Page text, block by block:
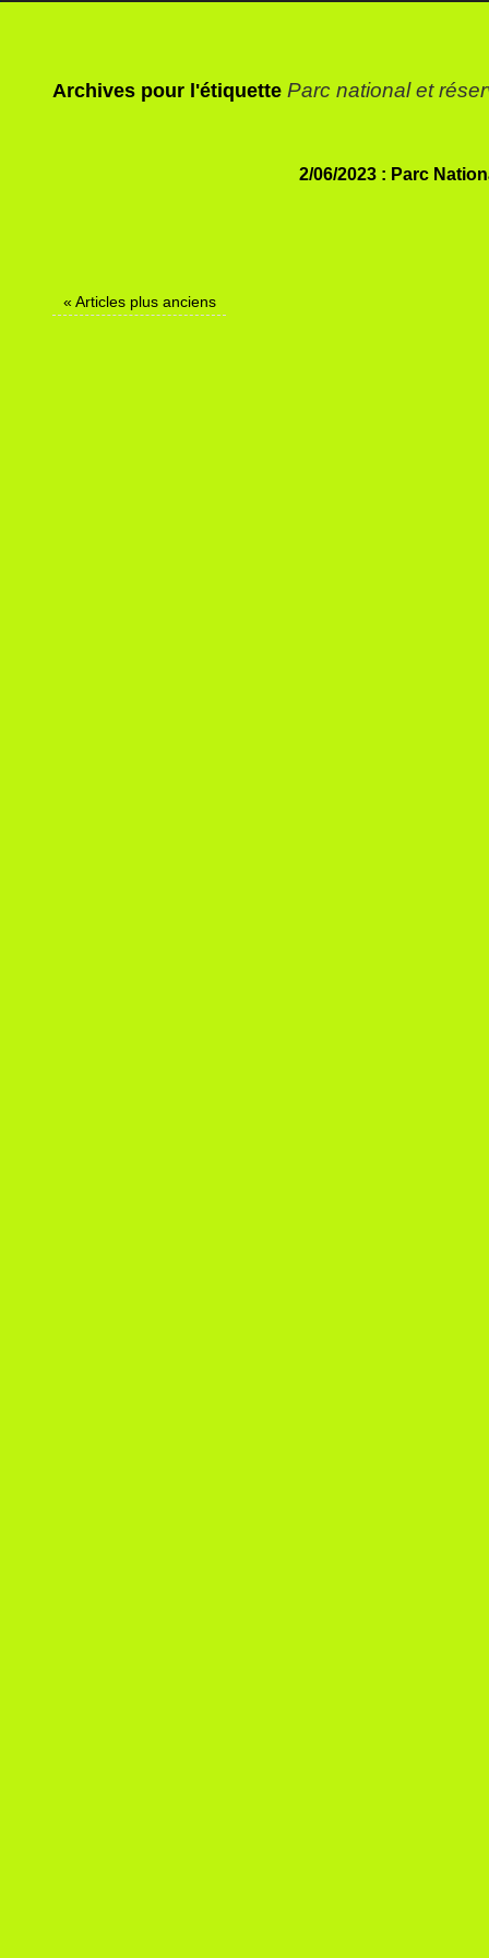
Archives pour l'étiquette Parc national et
2/06/2023 : Parc
« Articles plus anciens